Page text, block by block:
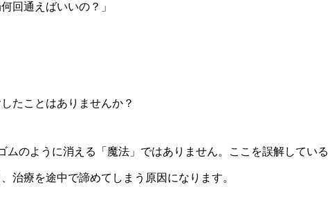
回通えばいいの？」
たことはありませんか？
ムのように消える「魔法」ではありません。ここを誤解している
治療を途中で諦めてしまう原因になります。